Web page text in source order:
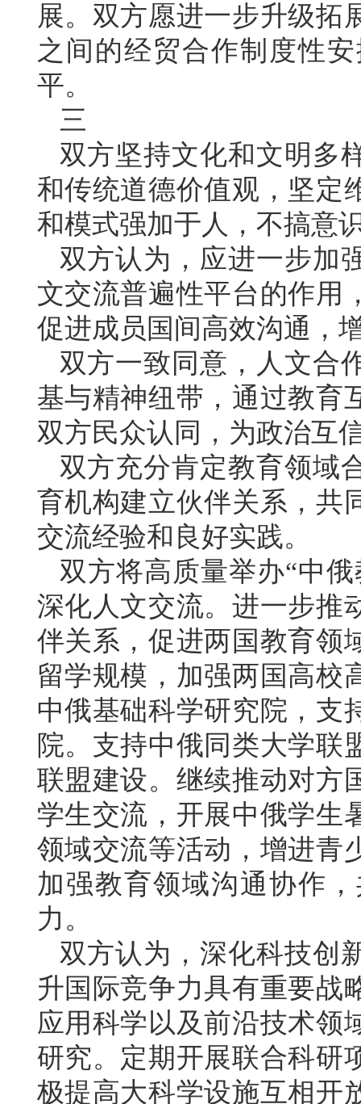
展。双方愿进一步升级拓
之间的经贸合作制度性
平。
三
双方坚持文化和文明多
和传统道德价值观，坚定
和模式强加于人，不搞意
双方认为，应进一步加
文交流普遍性平台的作用
促进成员国间高效沟通，
双方一致同意，人文合
基与精神纽带，通过教育
双方民众认同，为政治互
双方充分肯定教育领域
育机构建立伙伴关系，共
交流经验和良好实践。
双方将高质量举办“中
深化人文交流。进一步推
伴关系，促进两国教育领
留学规模，加强两国高校
中俄基础科学研究院，支
院。支持中俄同类大学联
联盟建设。继续推动对方
学生交流，开展中俄学生
领域交流等活动，增进青
加强教育领域沟通协作
力。
双方认为，深化科技创
升国际竞争力具有重要战
应用科学以及前沿技术领
研究。定期开展联合科研
极提高大科学设施互相开